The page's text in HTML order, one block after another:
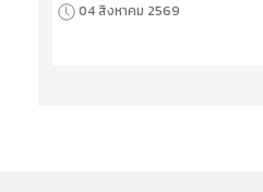
04 สิงหาคม 2569